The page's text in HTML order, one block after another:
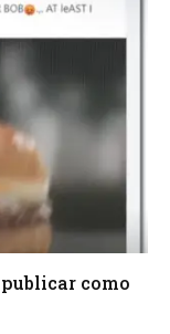
publicar como